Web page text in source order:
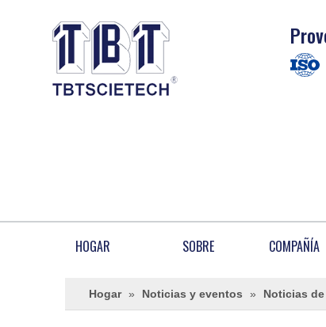
HOGAR SOBRE COMPAÑÍA
Hogar » Noticias y eventos » Noticias